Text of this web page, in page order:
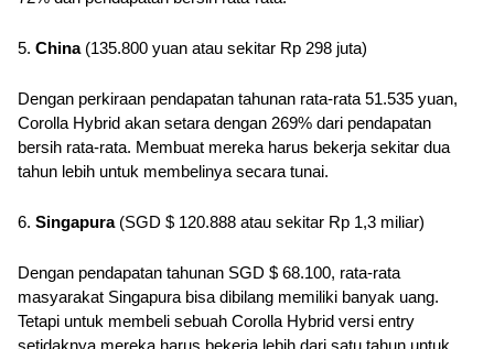
5. China (135.800 yuan atau sekitar Rp 298 juta)
Dengan perkiraan pendapatan tahunan rata-rata 51.535 yuan,
Corolla Hybrid akan setara dengan 269% dari pendapatan
bersih rata-rata. Membuat mereka harus bekerja sekitar dua
tahun lebih untuk membelinya secara tunai.
6. Singapura (SGD $ 120.888 atau sekitar Rp 1,3 miliar)
Dengan pendapatan tahunan SGD $ 68.100, rata-rata
masyarakat Singapura bisa dibilang memiliki banyak uang.
Tetapi untuk membeli sebuah Corolla Hybrid versi entry